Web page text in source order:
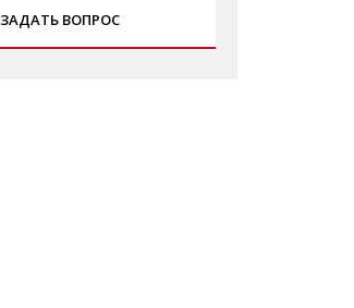
ЗАДАТЬ ВОПРОС